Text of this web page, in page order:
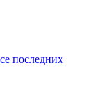
последних